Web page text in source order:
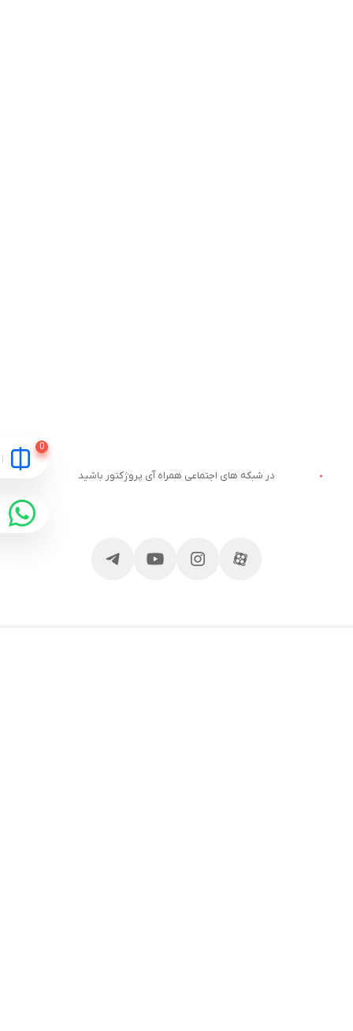
در شبکه های اجتماعی همراه آی پروژکتور باشید